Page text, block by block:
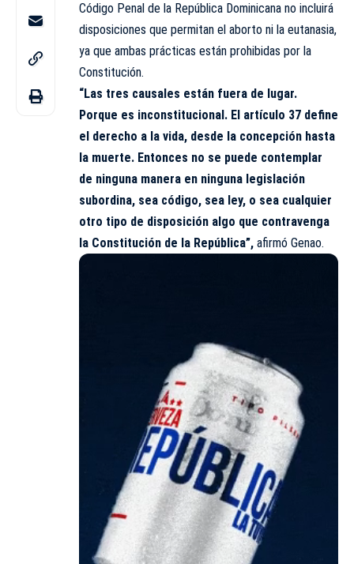
Código Penal de la República Dominicana no incluirá
disposiciones que permitan el aborto ni la eutanasia,
ya que ambas prácticas están prohibidas por la
Constitución.
“Las tres causales están fuera de lugar.
Porque es inconstitucional. El artículo 37 define
el derecho a la vida, desde la concepción hasta
la muerte. Entonces no se puede contemplar
de ninguna manera en ninguna legislación
subordina, sea código, sea ley, o sea cualquier
otro tipo de disposición algo que contravenga
la Constitución de la República”, afirmó Genao.